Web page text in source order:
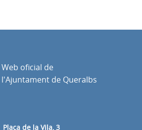
Plaça de la Vila, 3
Web oficial de
l'Ajuntament de Queralbs